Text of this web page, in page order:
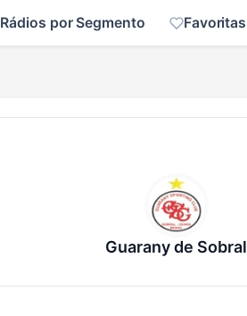
Rádios por Segmento Favoritas
Guarany de Sobral